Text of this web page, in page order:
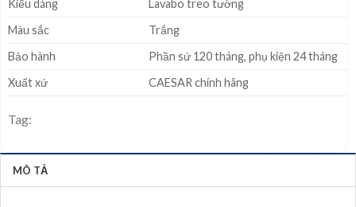
Kiểu dáng
Lavabo treo tường
Màu sắc
Trắng
Bảo hành
Phần sứ 120 tháng, phụ kiện 24 tháng
Xuất xứ
CAESAR chính hãng
Tag:
MÔ TẢ